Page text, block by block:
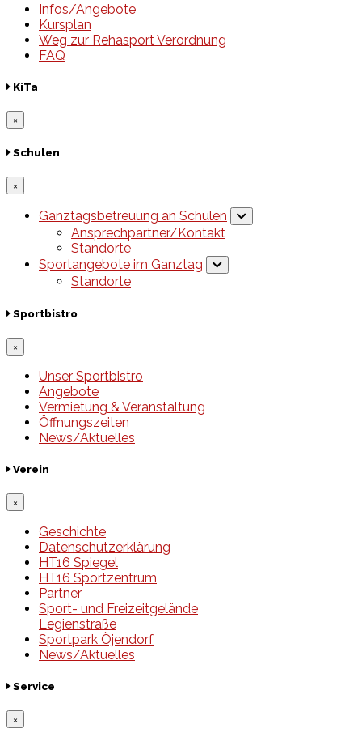
Infos/Angebote
Kursplan
Weg zur Rehasport Verordnung
FAQ
KiTa
×
Schulen
×
Ganztagsbetreuung an Schulen
Ansprechpartner/Kontakt
Standorte
Sportangebote im Ganztag
Standorte
Sportbistro
×
Unser Sportbistro
Angebote
Vermietung & Veranstaltung
Öffnungszeiten
News/Aktuelles
Verein
×
Geschichte
Datenschutzerklärung
HT16 Spiegel
HT16 Sportzentrum
Partner
Sport- und Freizeitgelände
Legienstraße
Sportpark Öjendorf
News/Aktuelles
Service
×